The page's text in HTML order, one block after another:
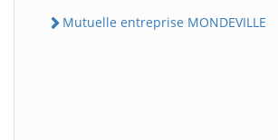
Mutuelle entreprise MONDEVILLE